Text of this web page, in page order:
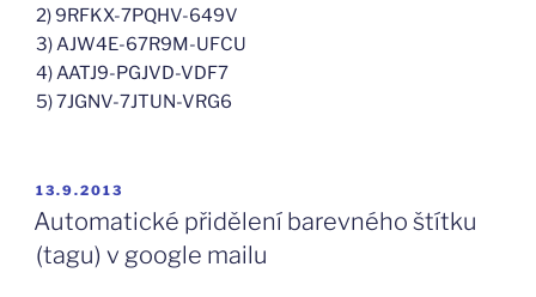
2) 9RFKX-7PQHV-649V
3) AJW4E-67R9M-UFCU
4) AATJ9-PGJVD-VDF7
5) 7JGNV-7JTUN-VRG6
PUBLIKOVÁNO
13.9.2013
Automatické přidělení barevného štítku
(tagu) v google mailu